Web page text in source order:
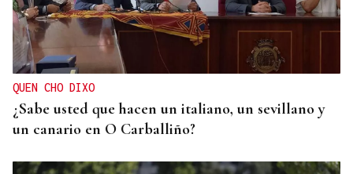
QUEN CHO DIXO
¿Sabe usted que hacen un italiano, un sevillano y
un canario en O Carballiño?